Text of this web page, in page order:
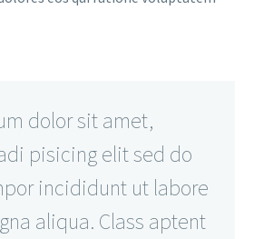
dolor sit amet,
pisicing elit sed do
incididunt ut labore
aliqua. Class aptent